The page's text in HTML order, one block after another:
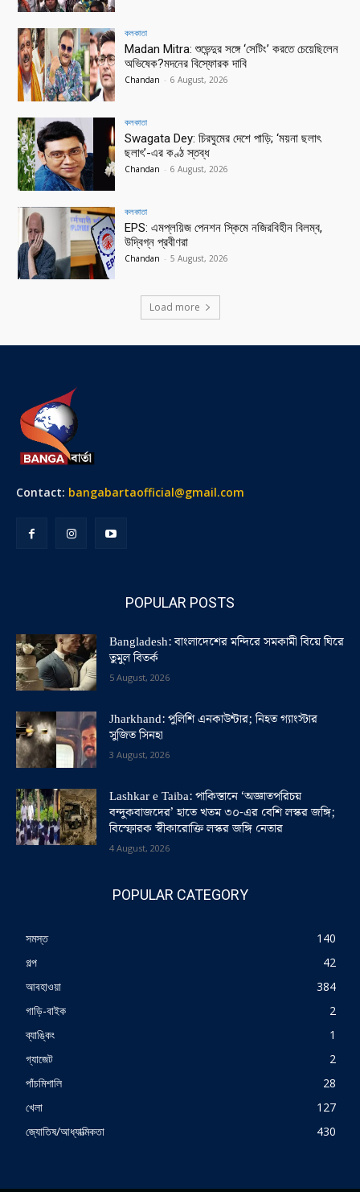
কলকাতা
Madan Mitra: শুভেন্দুর সঙ্গে ‘সেটিং’ করতে চেয়েছিলেন
অভিষেক?মদনের বিস্ফোরক দাবি
Chandan - 6 August, 2026
কলকাতা
Swagata Dey: চিরঘুমের দেশে পাড়ি; ‘ময়না ছলাৎ
ছলাৎ’-এর কণ্ঠ স্তব্ধ
Chandan - 6 August, 2026
কলকাতা
EPS: এমপ্লয়িজ পেনশন স্কিমে নজিরবিহীন বিলম্ব,
উদ্বিগ্ন প্রবীণরা
Chandan - 5 August, 2026
Load more
Contact: bangabartaofficial@gmail.com
POPULAR POSTS
Bangladesh: বাংলাদেশের মন্দিরে সমকামী বিয়ে ঘিরে
তুমুল বিতর্ক
5 August, 2026
Jharkhand: পুলিশি এনকাউন্টার; নিহত গ্যাংস্টার
সুজিত সিনহা
3 August, 2026
Lashkar e Taiba: পাকিস্তানে ‘অজ্ঞাতপরিচয়
বন্দুকবাজদের’ হাতে খতম ৩০-এর বেশি লস্কর জঙ্গি;
বিস্ফোরক স্বীকারোক্তি লস্কর জঙ্গি নেতার
4 August, 2026
POPULAR CATEGORY
সমস্ত
140
গল্প
42
আবহাওয়া
384
গাড়ি-বাইক
2
ব্যাঙ্কিং
1
গ্যাজেট
2
পাঁচমিশালি
28
খেলা
127
জ্যোতিষ/আধ্যাত্মিকতা
430